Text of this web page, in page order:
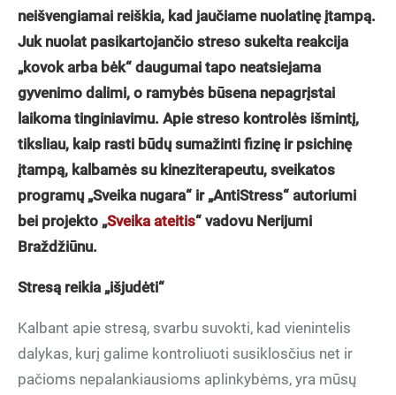
neišvengiamai reiškia, kad jaučiame nuolatinę įtampą.
Juk nuolat pasikartojančio streso sukelta reakcija
„kovok arba bėk“ daugumai tapo neatsiejama
gyvenimo dalimi, o ramybės būsena nepagrįstai
laikoma tinginiavimu. Apie streso kontrolės išmintį,
tiksliau, kaip rasti būdų sumažinti fizinę ir psichinę
įtampą, kalbamės su kineziterapeutu, sveikatos
programų „Sveika nugara“ ir „AntiStress“ autoriumi
bei projekto „Sveika ateitis“ vadovu Nerijumi
Braždžiūnu.
Stresą reikia „išjudėti“
Kalbant apie stresą, svarbu suvokti, kad vienintelis
dalykas, kurį galime kontroliuoti susiklosčius net ir
pačioms nepalankiausioms aplinkybėms, yra mūsų